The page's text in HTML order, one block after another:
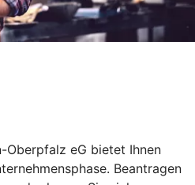
Oberpfalz eG bietet Ihnen
Beantragen